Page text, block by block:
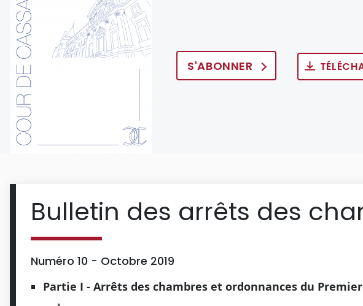
S'ABONNER
Bulletin des arrêts des
Numéro 10 - Octobre 2019
Partie I - Arrêts des chambres et ordonnances du